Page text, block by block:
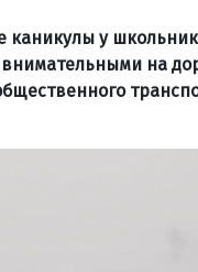
каникулы у
на